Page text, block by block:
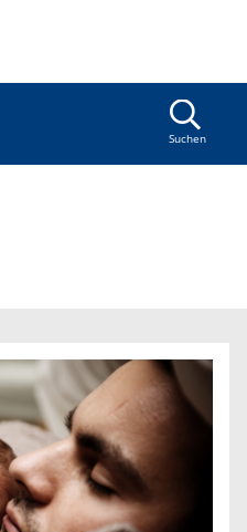
Suchen